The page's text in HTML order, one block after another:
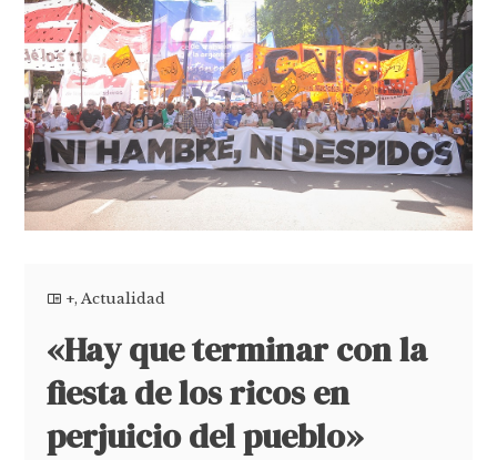
+,Actualidad
«Hay que terminar con la
fiesta de los ricos en
perjuicio del pueblo»